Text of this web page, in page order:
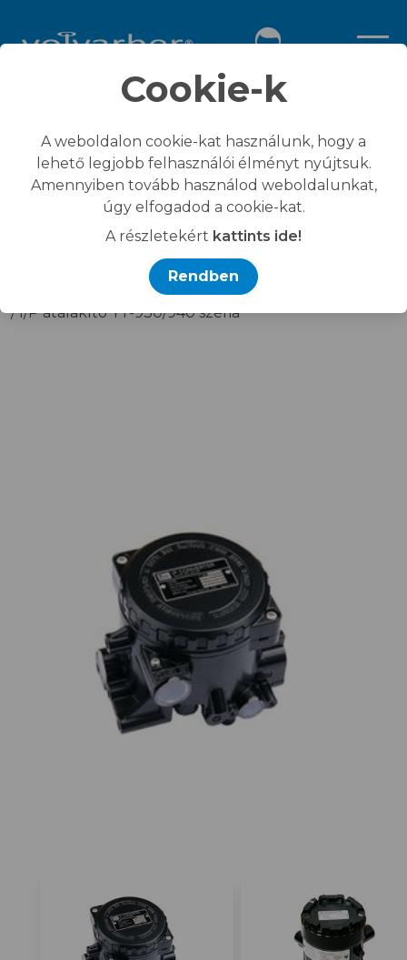
Termék részletei
Kiegészítő termékek
/I/P átalakító YT-930/940 széria
Cookie-k
A weboldalon cookie-kat használunk, hogy a
lehető legjobb felhasználói élményt nyújtsuk.
Amennyiben tovább használod weboldalunkat,
úgy elfogadod a cookie-kat.
A részletekért kattints ide!
Rendben